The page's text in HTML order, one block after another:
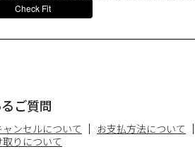
ご質問
ンセルについて お支払方法について
りについて
Check Fit